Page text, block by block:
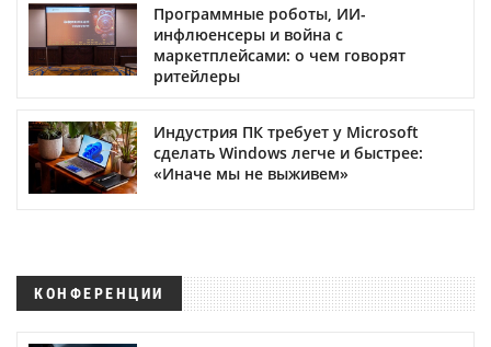
Программные роботы, ИИ-
инфлюенсеры и война с
маркетплейсами: о чем говорят
ритейлеры
Индустрия ПК требует у Microsoft
сделать Windows легче и быстрее:
«Иначе мы не выживем»
КОНФЕРЕНЦИИ